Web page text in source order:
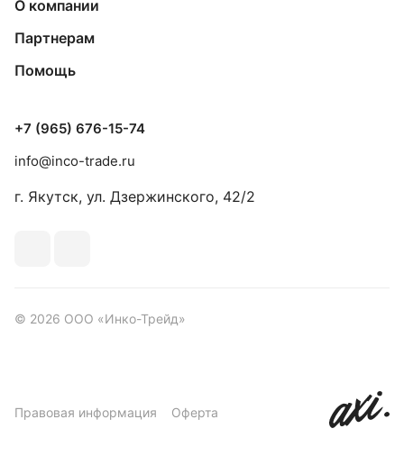
О компании
Партнерам
Помощь
+7 (965) 676-15-74
info@inco-trade.ru
г. Якутск, ул. Дзержинского, 42/2
© 2026 ООО «Инко-Трейд»
Правовая информация Оферта